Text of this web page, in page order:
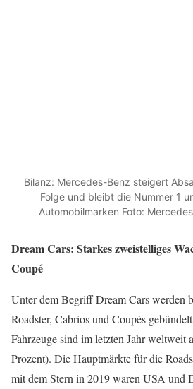
Bilanz: Mercedes-Benz steigert
Folge und bleibt die Nummer 1
Automobilmarken Foto:
Dream Cars: Starkes zweistelliges
Coupé
Unter dem Begriff Dream Cars werden
Roadster, Cabrios und Coupés
Fahrzeuge sind im letzten Jahr weltweit
Prozent). Die Hauptmärkte für die
mit dem Stern in 2019 waren USA und